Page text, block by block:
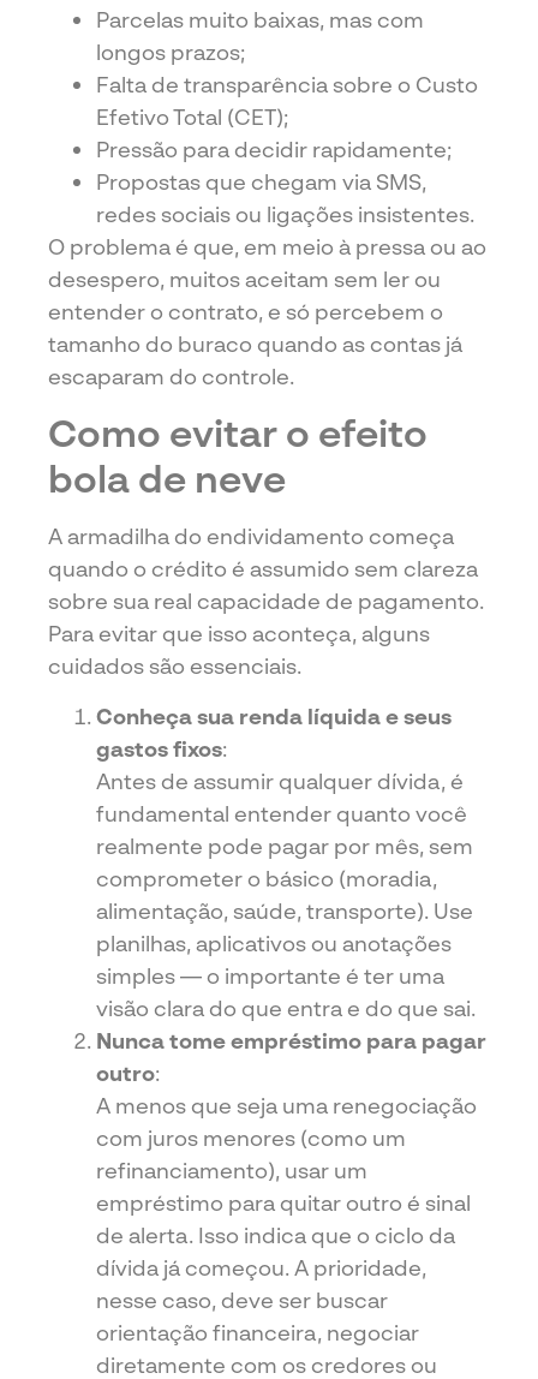
Parcelas muito baixas, mas com
longos prazos;
Falta de transparência sobre o Custo
Efetivo Total (CET);
Pressão para decidir rapidamente;
Propostas que chegam via SMS,
redes sociais ou ligações insistentes.
O problema é que, em meio à pressa ou ao
desespero, muitos aceitam sem ler ou
entender o contrato, e só percebem o
tamanho do buraco quando as contas já
escaparam do controle.
Como evitar o efeito
bola de neve
A armadilha do endividamento começa
quando o crédito é assumido sem clareza
sobre sua real capacidade de pagamento.
Para evitar que isso aconteça, alguns
cuidados são essenciais.
Conheça sua renda líquida e seus
gastos fixos:
Antes de assumir qualquer dívida, é
fundamental entender quanto você
realmente pode pagar por mês, sem
comprometer o básico (moradia,
alimentação, saúde, transporte). Use
planilhas, aplicativos ou anotações
simples — o importante é ter uma
visão clara do que entra e do que sai.
Nunca tome empréstimo para pagar
outro:
A menos que seja uma renegociação
com juros menores (como um
refinanciamento), usar um
empréstimo para quitar outro é sinal
de alerta. Isso indica que o ciclo da
dívida já começou. A prioridade,
nesse caso, deve ser buscar
orientação financeira, negociar
diretamente com os credores ou